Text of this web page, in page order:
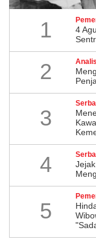
1
4
2
3
4
5